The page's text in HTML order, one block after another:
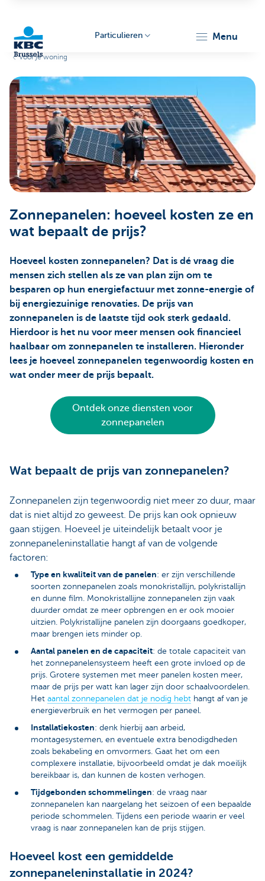
Brussels
Particulieren menu
Voor je woning
Zonnepanelen: hoeveel kosten ze en
wat bepaalt de prijs?
Hoeveel kosten zonnepanelen? Dat is dé vraag die
mensen zich stellen als ze van plan zijn om te
besparen op hun energiefactuur met zonne-energie of
bij energiezuinige renovaties. De prijs van
zonnepanelen is de laatste tijd ook sterk gedaald.
Hierdoor is het nu voor meer mensen ook financieel
haalbaar om zonnepanelen te installeren. Hieronder
lees je hoeveel zonnepanelen tegenwoordig kosten en
wat onder meer de prijs bepaalt.
Ontdek onze diensten voor
zonnepanelen
Wat bepaalt de prijs van zonnepanelen?
Zonnepanelen zijn tegenwoordig niet meer zo duur, maar
dat is niet altijd zo geweest. De prijs kan ook opnieuw
gaan stijgen. Hoeveel je uiteindelijk betaalt voor je
zonnepaneleninstallatie hangt af van de volgende
factoren:
Type en kwaliteit van de panelen: er zijn verschillende
soorten zonnepanelen zoals monokristallijn, polykristallijn
en dunne film. Monokristallijne zonnepanelen zijn vaak
duurder omdat ze meer opbrengen en er ook mooier
uitzien. Polykristallijne panelen zijn doorgaans goedkoper,
maar brengen iets minder op.
Aantal panelen en de capaciteit: de totale capaciteit van
het zonnepanelensysteem heeft een grote invloed op de
prijs. Grotere systemen met meer panelen kosten meer,
maar de prijs per watt kan lager zijn door schaalvoordelen.
Het aantal zonnepanelen dat je nodig hebt hangt af van je
energieverbruik en het vermogen per paneel.
Installatiekosten: denk hierbij aan arbeid,
montagesystemen, en eventuele extra benodigdheden
zoals bekabeling en omvormers. Gaat het om een
complexere installatie, bijvoorbeeld omdat je dak moeilijk
bereikbaar is, dan kunnen de kosten verhogen.
Tijdgebonden schommelingen: de vraag naar
zonnepanelen kan naargelang het seizoen of een bepaalde
periode schommelen. Tijdens een periode waarin er veel
vraag is naar zonnepanelen kan de prijs stijgen.
Hoeveel kost een gemiddelde
zonnepaneleninstallatie in 2024?